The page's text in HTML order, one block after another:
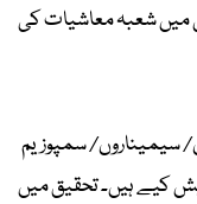
یونیورسٹی میں شعبہ معاشیات کی
سیمیناروں/ سمپوزیم
کیے ہیں۔ تحقیق میں